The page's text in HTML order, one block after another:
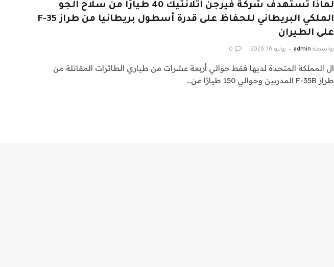
لماذا تستهدف شركة فيرجن أتلانتيك 40 طيارًا من سلاح الجو
الملكي البريطاني للحفاظ على قدرة أسطول بريطانيا من طراز F-35
على الطيران
بواسطة admin يوليو 16, 2026 0
ال المملكة المتحدة لديها فقط حوالي أربعة عشرات من طياري الطائرات المقاتلة من
طراز F-35B المدربين وحوالي 150 طيارًا من…